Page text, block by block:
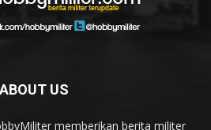
ABOUT US
memberikan berita militer